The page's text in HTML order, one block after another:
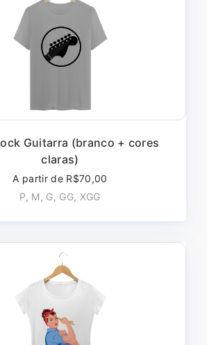
Guitarra (branco + cores
claras)
A partir de R$70,00
P, M, G, GG, XGG